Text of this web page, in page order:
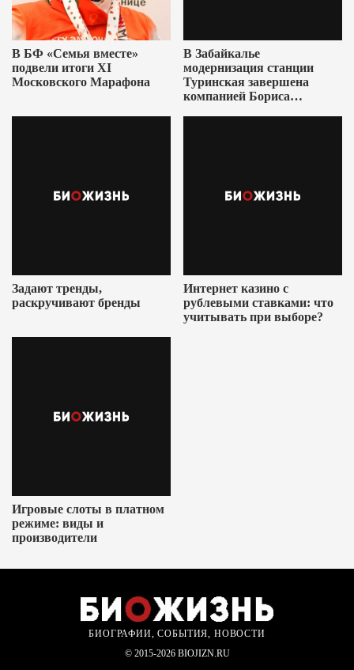
В БФ «Семья вместе»
подвели итоги XI
Московского Марафона
В Забайкалье
модернизация станции
Туринская завершена
компанией Бориса
Задают тренды,
раскручивают бренды
Интернет казино с
рублевыми ставками: что
учитывать при выборе?
Игровые слоты в платном
режиме: виды и
производители
БИОГРАФИИ, СОБЫТИЯ, НОВОСТИ
© 2015-2026 BIOJIZN.RU